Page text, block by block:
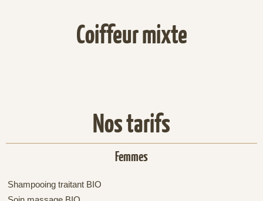
Coiffeur mixte
Nos tarifs
Femmes
Shampooing traitant BIO